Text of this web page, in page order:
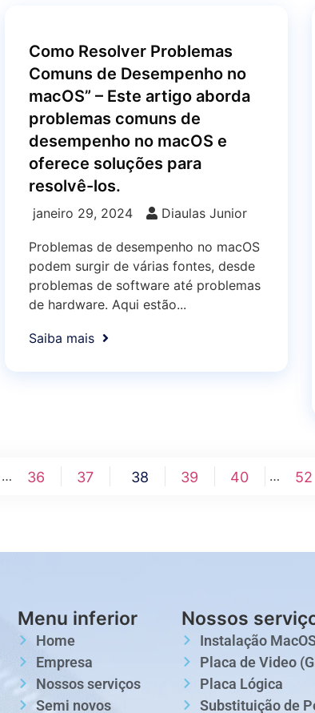
Como Resolver Problemas
Comuns de Desempenho no
macOS” – Este artigo aborda
problemas comuns de
desempenho no macOS e
oferece soluções para
resolvê-los.
janeiro 29, 2024 Diaulas Junior
Problemas de desempenho no macOS
podem surgir de várias fontes, desde
problemas de software até problemas
de hardware. Aqui estão...
Saiba mais
… 36 37 38 39 40 … 52
Menu inferior
Home
Empresa
Nossos serviços
Semi novos
Nossos
Instalação
Placa de Video
Placa Lógica
Substituição de